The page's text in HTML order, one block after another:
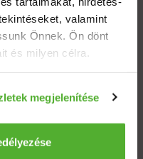
valamint
Önnek. Ön dönt
és milyen célra.
elhelyezkedéséről
annak konkrét
megjelenítése
kódex